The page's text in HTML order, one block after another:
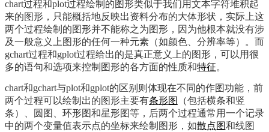
chart过程和plot过程绘制的图形类似于我们用文本字符堆积起
来的图形，只能概括地反映出资料分布的大体形状，实际上这
两个过程绘制的图形并不能称之为图形，因为他根本就没有涉
及一般意义上图形的任何一种元素（如颜色、分辨率等）。而
gchart过程和gplot过程给出的是真正意义上的图形，可以用很
多的语句和选项来控制图形的各方面的性质和特征。
chart和gchart与plot和gplot的区别则体现在不同的作图功能，前
两个过程可以绘制出的图形主要有条形图
（包括横条和竖
条）、圆图、环形图和星形图等，后两个过程通常用一个记录
中的两个变量值表示点的坐标来绘制图形，如散点图和线图